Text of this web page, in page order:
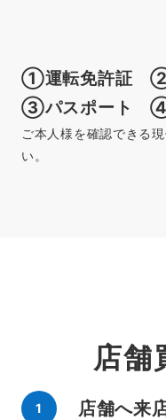
①運転免許証 ②
③パスポート ④
ご本人様を確認できる
い。
店舗
店舗へ来